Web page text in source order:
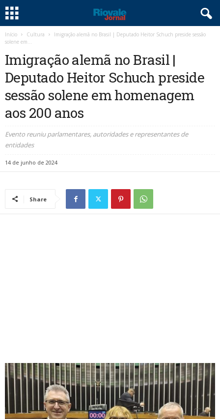
Início Cultura
Imigração alemã no Brasil | Deputado Heitor Schuch preside sessão
solene em...
Imigração alemã no Brasil |
Deputado Heitor Schuch preside
sessão solene em homenagem
aos 200 anos
Evento reuniu parlamentares, autoridades e representantes de
entidades
14 de junho de 2024
Share